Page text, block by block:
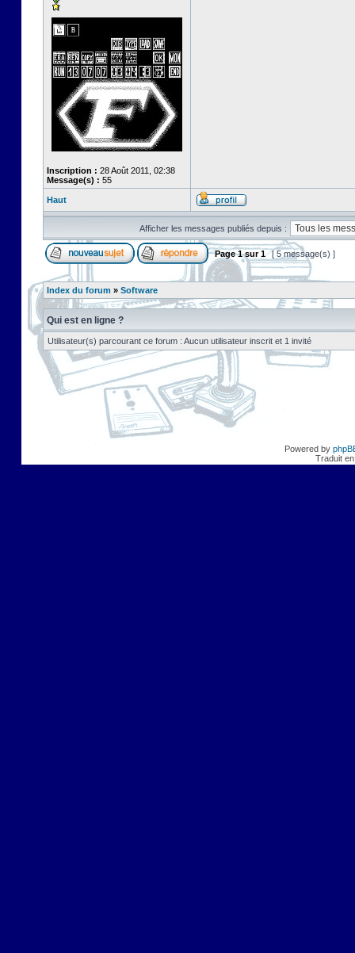
Inscription : 28 Août 2011, 02:38
Message(s) : 55
Haut
Afficher les messages publiés depuis :
Page1sur1 [ 5 message(s) ]
Index du forum » Software
Qui est en ligne ?
Utilisateur(s) parcourant ce forum : Aucun utilisateur inscrit et 1 invité
Powered by
Traduit